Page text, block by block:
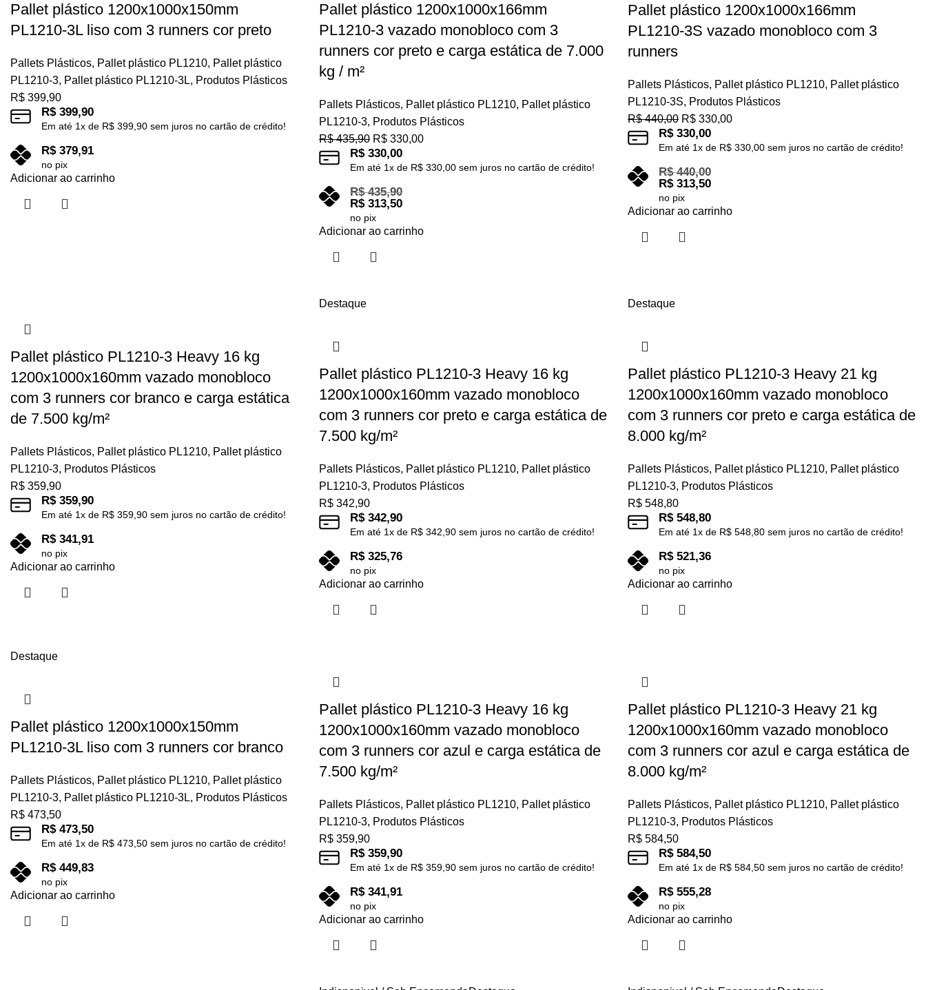
Pallet plástico 1200x1000x150mm
PL1210-3L liso com 3 runners cor preto
Pallets Plásticos, Pallet plástico PL1210, Pallet plástico
PL1210-3, Pallet plástico PL1210-3L, Produtos Plásticos
R$ 399,90
R$399,90
Em até 1x de R$ 399,90 sem juros no cartão de crédito!
R$379,91
no pix
Adicionar ao carrinho
Pallet plástico 1200x1000x166mm
PL1210-3 vazado monobloco com 3
runners cor preto e carga estática de 7.000
kg / m²
Pallets Plásticos, Pallet plástico PL1210, Pallet plástico
PL1210-3, Produtos Plásticos
R$435,90 R$ 330,00
R$330,00
Em até 1x de R$ 330,00 sem juros no cartão de crédito!
R$435,90
R$313,50
no pix
Adicionar ao carrinho
Pallet plástico 1200x1000x166mm
PL1210-3S vazado monobloco com 3
runners
Pallets Plásticos, Pallet plástico PL1210, Pallet plástico
PL1210-3S, Produtos Plásticos
R$440,00 R$ 330,00
R$330,00
Em até 1x de R$ 330,00 sem juros no cartão de crédito!
R$440,00
R$313,50
no pix
Adicionar ao carrinho
Pallet plástico PL1210-3 Heavy 16 kg
1200x1000x160mm vazado monobloco
com 3 runners cor branco e carga estática
de 7.500 kg/m²
Pallets Plásticos, Pallet plástico PL1210, Pallet plástico
PL1210-3, Produtos Plásticos
R$ 359,90
R$359,90
Em até 1x de R$ 359,90 sem juros no cartão de crédito!
R$341,91
no pix
Adicionar ao carrinho
Destaque
Pallet plástico PL1210-3 Heavy 16 kg
1200x1000x160mm vazado monobloco
com 3 runners cor preto e carga estática de
7.500 kg/m²
Pallets Plásticos, Pallet plástico PL1210, Pallet plástico
PL1210-3, Produtos Plásticos
R$ 342,90
R$342,90
Em até 1x de R$ 342,90 sem juros no cartão de crédito!
R$325,76
no pix
Adicionar ao carrinho
Destaque
Pallet plástico PL1210-3 Heavy 21 kg
1200x1000x160mm vazado monobloco
com 3 runners cor preto e carga estática de
8.000 kg/m²
Pallets Plásticos, Pallet plástico PL1210, Pallet plástico
PL1210-3, Produtos Plásticos
R$ 548,80
R$548,80
Em até 1x de R$ 548,80 sem juros no cartão de crédito!
R$521,36
no pix
Adicionar ao carrinho
Destaque
Pallet plástico 1200x1000x150mm
PL1210-3L liso com 3 runners cor branco
Pallets Plásticos, Pallet plástico PL1210, Pallet plástico
PL1210-3, Pallet plástico PL1210-3L, Produtos Plásticos
R$ 473,50
R$473,50
Em até 1x de R$ 473,50 sem juros no cartão de crédito!
R$449,83
no pix
Adicionar ao carrinho
Pallet plástico PL1210-3 Heavy 16 kg
1200x1000x160mm vazado monobloco
com 3 runners cor azul e carga estática de
7.500 kg/m²
Pallets Plásticos, Pallet plástico PL1210, Pallet plástico
PL1210-3, Produtos Plásticos
R$ 359,90
R$359,90
Em até 1x de R$ 359,90 sem juros no cartão de crédito!
R$341,91
no pix
Adicionar ao carrinho
Pallet plástico PL1210-3 Heavy 21 kg
1200x1000x160mm vazado monobloco
com 3 runners cor azul e carga estática de
8.000 kg/m²
Pallets Plásticos, Pallet plástico PL1210, Pallet plástico
PL1210-3, Produtos Plásticos
R$ 584,50
R$584,50
Em até 1x de R$ 584,50 sem juros no cartão de crédito!
R$555,28
no pix
Adicionar ao carrinho